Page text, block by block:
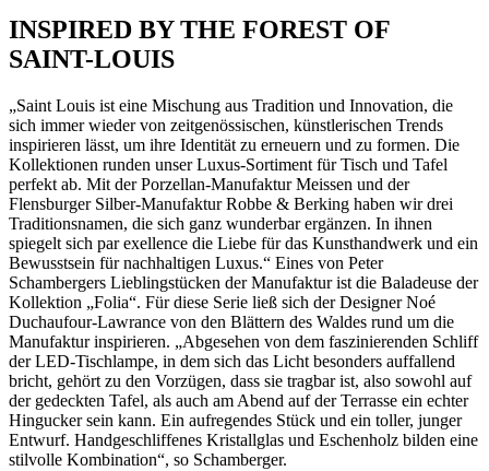
INSPIRED BY THE FOREST OF
SAINT-LOUIS
„Saint Louis ist eine Mischung aus Tradition und Innovation, die
sich immer wieder von zeitgenössischen, künstlerischen Trends
inspirieren lässt, um ihre Identität zu erneuern und zu formen. Die
Kollektionen runden unser Luxus-Sortiment für Tisch und Tafel
perfekt ab. Mit der Porzellan-Manufaktur Meissen und der
Flensburger Silber-Manufaktur Robbe & Berking haben wir drei
Traditionsnamen, die sich ganz wunderbar ergänzen. In ihnen
spiegelt sich par exellence die Liebe für das Kunsthandwerk und ein
Bewusstsein für nachhaltigen Luxus.“ Eines von Peter
Schambergers Lieblingstücken der Manufaktur ist die Baladeuse der
Kollektion „Folia“. Für diese Serie ließ sich der Designer Noé
Duchaufour-Lawrance von den Blättern des Waldes rund um die
Manufaktur inspirieren. „Abgesehen von dem faszinierenden Schliff
der LED-Tischlampe, in dem sich das Licht besonders auffallend
bricht, gehört zu den Vorzügen, dass sie tragbar ist, also sowohl auf
der gedeckten Tafel, als auch am Abend auf der Terrasse ein echter
Hingucker sein kann. Ein aufregendes Stück und ein toller, junger
Entwurf. Handgeschliffenes Kristallglas und Eschenholz bilden eine
stilvolle Kombination“, so Schamberger.